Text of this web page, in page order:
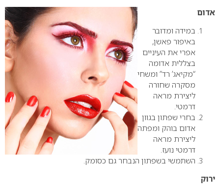
אדום
במידה ומדובר
באיפור פאשן,
אפרי את העיניים
בצללית אדומה
“מקיאג’ רד” ומשחי
מסקרה שחורה
ליצירת מראה
דרמטי.
בחרי שפתון בגוון
אדום בוהק ומפתה
ליצירת מראה
דרמטי נועז.
השתמשי בשפתון הנבחר גם כסומק.
ירוק